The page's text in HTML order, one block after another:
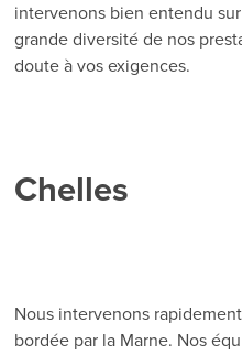
intervenons bien entendu
grande diversité de nos
doute à vos exigences.
Chelles
Nous intervenons
bordée par la Marne. Nos